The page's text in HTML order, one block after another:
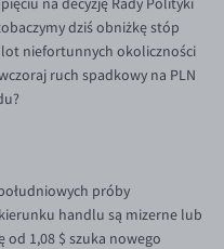
na decyzję Rady Polityki
dziś obniżkę stóp
niefortunnych okoliczności
ruch spadkowy na PLN
próby
handlu są mizerne lub
od 1,08 $ szuka nowego